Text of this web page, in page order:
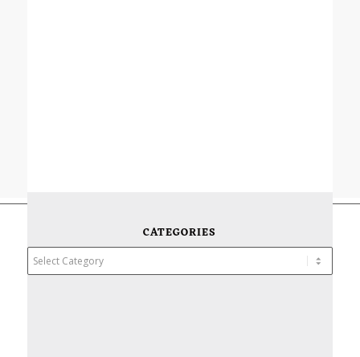
CATEGORIES
Categories